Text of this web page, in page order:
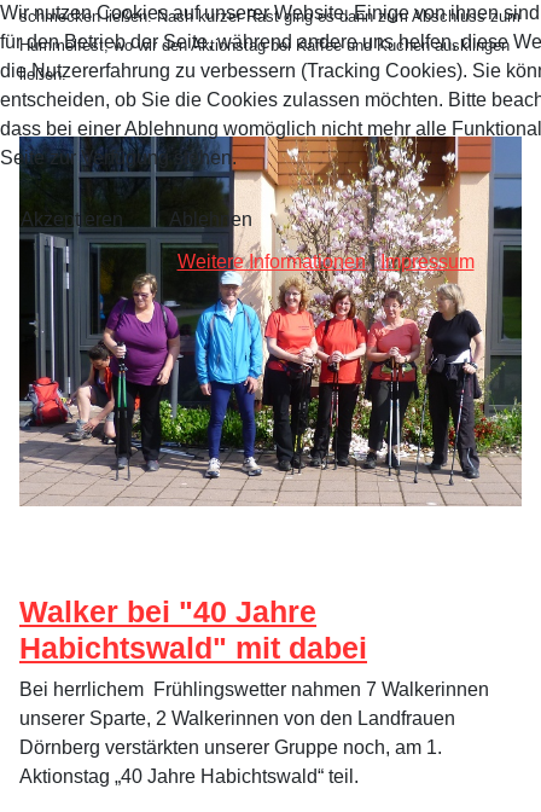
schmecken ließen. Nach kurzer Rast ging es dann zum Abschluss zum
Hummelfest, wo wir den Aktionstag bei Kaffee und Kuchen ausklingen
ließen.
Walker bei "40 Jahre
Habichtswald" mit dabei
Bei herrlichem Frühlingswetter nahmen 7 Walkerinnen
unserer Sparte, 2 Walkerinnen von den Landfrauen
Dörnberg verstärkten unserer Gruppe noch, am 1.
Aktionstag „40 Jahre Habichtswald“ teil.
Wir nutzen Cookies auf unserer Website. Einige von ihnen
für den Betrieb der Seite, während andere uns helfen, diese
die Nutzererfahrung zu verbessern (Tracking Cookies). Sie
entscheiden, ob Sie die Cookies zulassen möchten. Bitte
dass bei einer Ablehnung womöglich nicht mehr alle
Seite zur Verfügung stehen.
Akzeptieren Ablehnen
Weitere Informationen|Impressum